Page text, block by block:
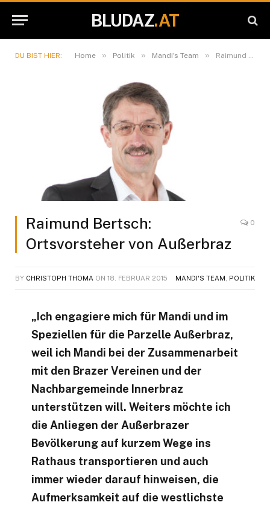
BLUDAZ.AT
DU BIST HIER: Home » Politik » Mandi's Team » Raimund Bertsch: Ortsvorsteher von Außerbraz
Raimund Bertsch:
Ortsvorsteher von Außerbraz
0
BY CHRISTOPH THOMA ON 18. FEBRUAR 2015 MANDI'S TEAM POLITIK
„Ich engagiere mich für Mandi und im
Speziellen für die Parzelle Außerbraz,
weil ich Mandi bei der Zusammenarbeit
mit den Brazer Vereinen und der
Nachbargemeinde Innerbraz
unterstützen will. Weiters möchte ich
die Anliegen der Außerbrazer
Bevölkerung auf kurzem Wege ins
Rathaus transportieren und auch
immer wieder darauf hinweisen, die
Aufmerksamkeit auf die westlichste